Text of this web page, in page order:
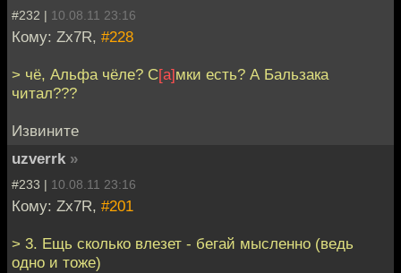
#232 | 10.08.11 23:16
Кому: Zx7R, #228
> чё, Альфа чёле? С[a]мки есть? А Бальзака
читал???
Извините
uzverrk »
#233 | 10.08.11 23:16
Кому: Zx7R, #201
> 3. Ещь сколько влезет - бегай мысленно (ведь
одно и тоже)